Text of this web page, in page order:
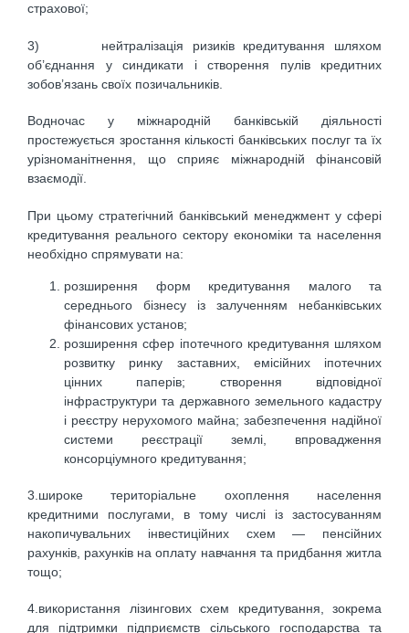
страхової;
3) нейтралізація ризиків кредитування шляхом
об’єднання у синдикати і створення пулів кредитних
зобов’язань своїх позичальників.
Водночас у міжнародній банківській діяльності
простежується зростання кількості банківських послуг та їх
урізноманітнення, що сприяє міжнародній фінансовій
взаємодії.
При цьому стратегічний банківський менеджмент у сфері
кредитування реального сектору економіки та населення
необхідно спрямувати на:
розширення форм кредитування малого та
середнього бізнесу із залученням небанківських
фінансових установ;
розширення сфер іпотечного кредитування шляхом
розвитку ринку заставних, емісійних іпотечних
цінних паперів; створення відповідної
інфраструктури та державного земельного кадастру
і реєстру нерухомого майна; забезпечення надійної
системи реєстрації землі, впровадження
консорціумного кредитування;
3.широке територіальне охоплення населення
кредитними послугами, в тому числі із застосуванням
накопичувальних інвестиційних схем — пенсійних
рахунків, рахунків на оплату навчання та придбання житла
тощо;
4.використання лізингових схем кредитування, зокрема
для підтримки підприємств сільського господарства та